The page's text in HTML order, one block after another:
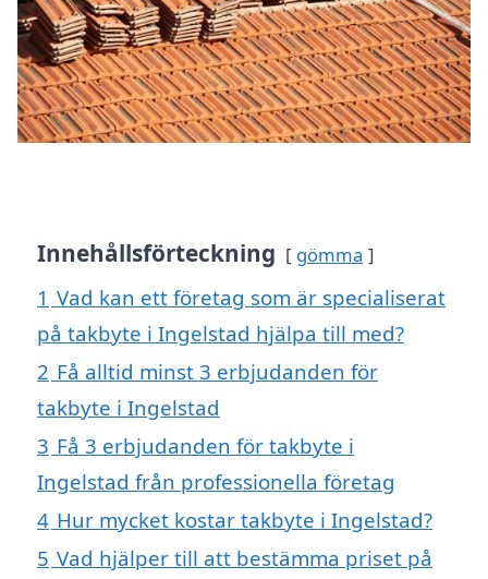
Innehållsförteckning gömma
1 Vad kan ett företag som är specialiserat
på takbyte i Ingelstad hjälpa till med?
2 Få alltid minst 3 erbjudanden för
takbyte i Ingelstad
3 Få 3 erbjudanden för takbyte i
Ingelstad från professionella företag
4 Hur mycket kostar takbyte i Ingelstad?
5 Vad hjälper till att bestämma priset på